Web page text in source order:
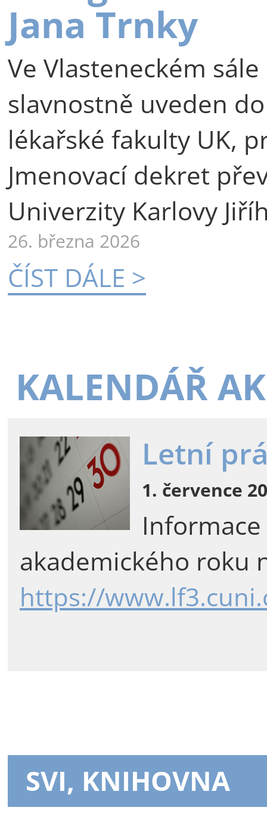
Jana Trnky
Ve Vlasteneckém
slavnostně uveden
lékařské fakulty UK,
Jmenovací dekret
Univerzity Karlovy
26. března 2026
ČÍST DÁLE >
KALENDÁŘ
Letní
1. července
akademického roku
https://
SVI, KNIHOVNA